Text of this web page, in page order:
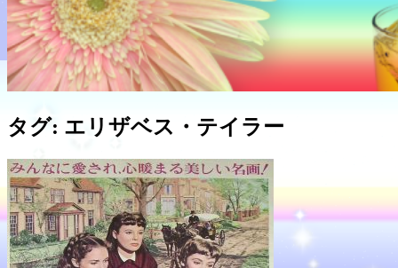
タグ: エリザベス・テイラー